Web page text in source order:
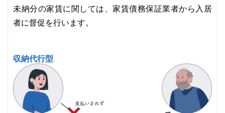
未納分の家賃に関しては、家賃債務保証業者から入居
者に督促を行います。
収納代行型